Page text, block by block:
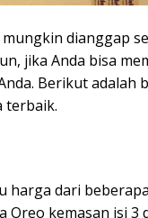
dianggap
jika Anda bisa
Berikut adalah
terbaik.
harga dari
Oreo kemasan isi 3